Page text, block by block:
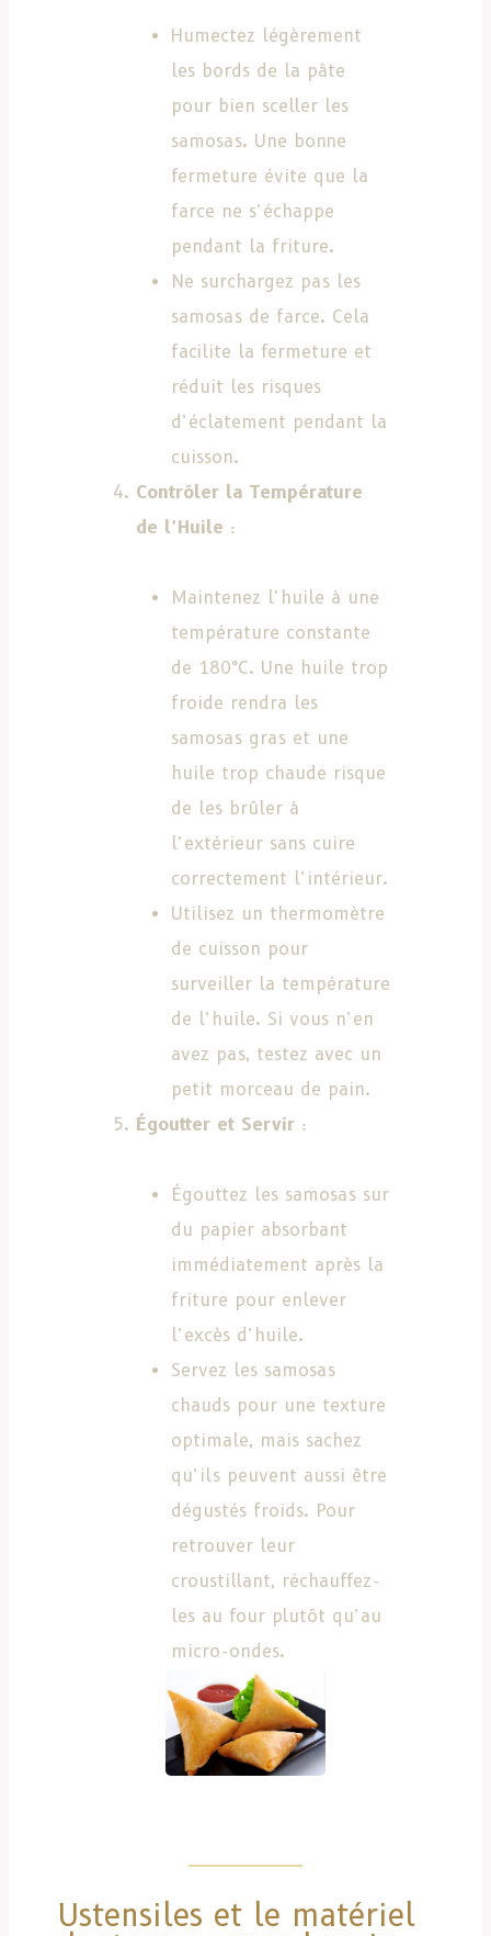
Humectez légèrement
les bords de la pâte
pour bien sceller les
samosas. Une bonne
fermeture évite que la
farce ne s’échappe
pendant la friture.
Ne surchargez pas les
samosas de farce. Cela
facilite la fermeture et
réduit les risques
d’éclatement pendant la
cuisson.
Contrôler la Température
de l’Huile :
Maintenez l’huile à une
température constante
de 180°C. Une huile trop
froide rendra les
samosas gras et une
huile trop chaude risque
de les brûler à
l’extérieur sans cuire
correctement l’intérieur.
Utilisez un thermomètre
de cuisson pour
surveiller la température
de l’huile. Si vous n’en
avez pas, testez avec un
petit morceau de pain.
Égoutter et Servir :
Égouttez les samosas sur
du papier absorbant
immédiatement après la
friture pour enlever
l’excès d’huile.
Servez les samosas
chauds pour une texture
optimale, mais sachez
qu’ils peuvent aussi être
dégustés froids. Pour
retrouver leur
croustillant, réchauffez-
les au four plutôt qu’au
micro-ondes.
Ustensiles et le matériel